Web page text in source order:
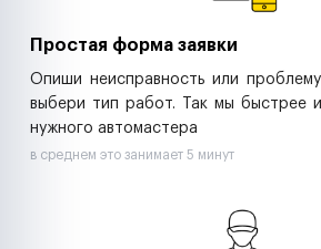
Простая форма заявки
Опиши неисправность или
выбери тип работ. Так мы быстрее
нужного автомастера
в среднем это занимает 5 минут